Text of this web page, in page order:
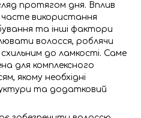
протягом дня. Вплив
використання
та інші фактори
волосся, роблячи
до ламкості. Саме
для комплексного
якому необхідні
та додатковий